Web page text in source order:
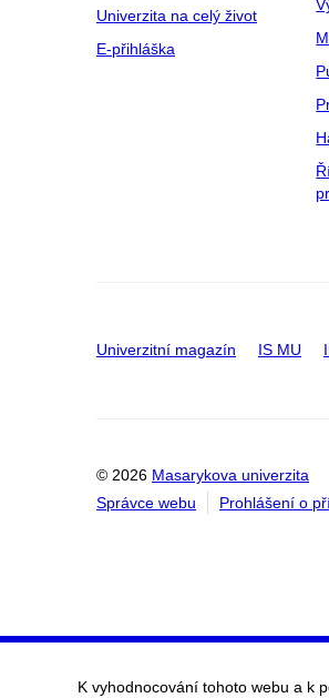
Univerzita na celý život
E-přihláška
Univerzitní magazín IS MU
© 2026 Masarykova univerzita
Správce webu
Prohlášení o
K vyhodnocování tohoto webu a k